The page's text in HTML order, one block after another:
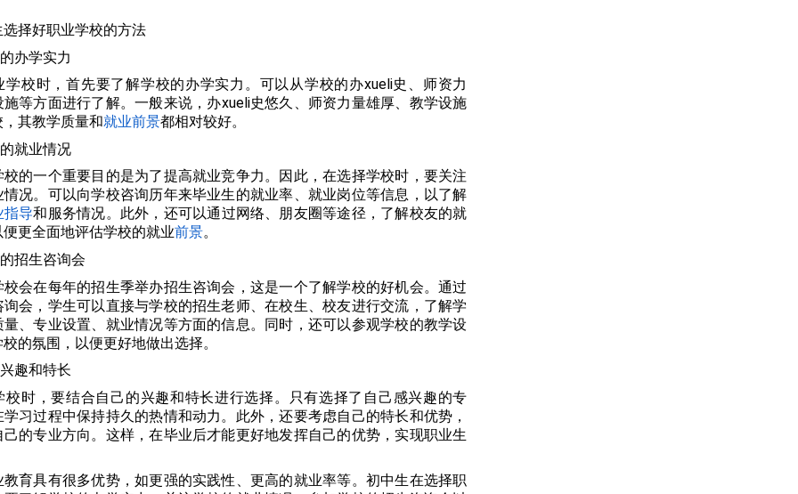
择好职业学校的方法
办学实力
学校时，首先要了解学校的办学实力。可以从学校的办xueli史、师资力
等方面进行了解。一般来说，办xueli史悠久、师资力量雄厚、教学设施
其教学质量和就业前景都相对较好。
就业情况
的一个重要目的是为了提高就业竞争力。因此，在选择学校时，要关注
况。可以向学校咨询历年来毕业生的就业率、就业岗位等信息，以了解
指导和服务情况。此外，还可以通过网络、朋友圈等途径，了解校友的就
更全面地评估学校的就业前景。
招生咨询会
会在每年的招生季举办招生咨询会，这是一个了解学校的好机会。通过
会，学生可以直接与学校的招生老师、在校生、校友进行交流，了解学
、专业设置、就业情况等方面的信息。同时，还可以参观学校的教学设
的氛围，以便更好地做出选择。
趣和特长
校时，要结合自己的兴趣和特长进行选择。只有选择了自己感兴趣的专
习过程中保持持久的热情和动力。此外，还要考虑自己的特长和优势，
的专业方向。这样，在毕业后才能更好地发挥自己的优势，实现职业生
育具有很多优势，如更强的实践性、更高的就业率等。初中生在选择职